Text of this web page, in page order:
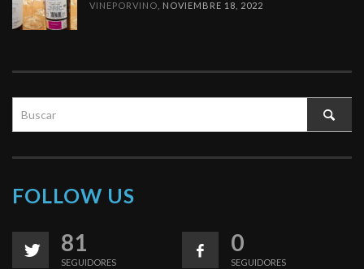
VINEPORVINO NOVIEMBRE 18, 2022
FOLLOW US
81
SEGUIDORES
0
SEGUIDORES